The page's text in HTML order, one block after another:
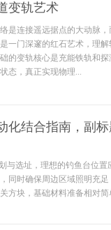
变轨艺术
是连接遥远据点的大动脉，
一门深邃的红石艺术，理解
的变轨核心是充能铁轨和探
态，真正实现物理...
化结合指南，副
与选址，理想的钓鱼台位置
同时确保周边区域照明充足
方块，基础材料准备相对简